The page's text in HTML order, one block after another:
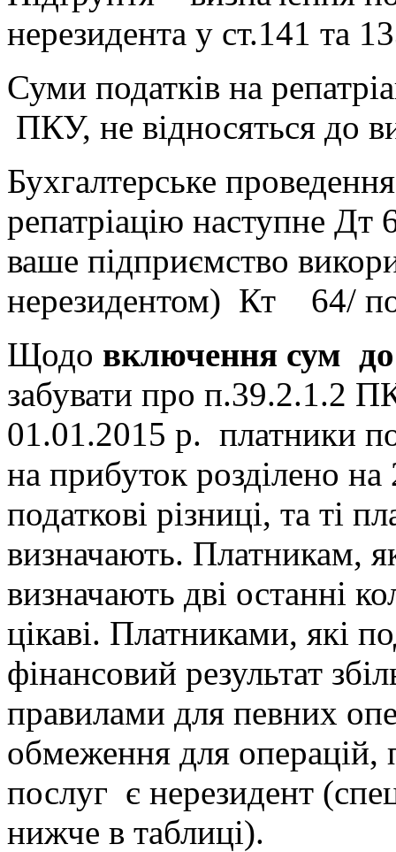
нерезидента у ст.141 та
Суми податків на
ПКУ, не відносяться до
Бухгалтерське
репатріацію наступне
ваше підприємство
нерезидентом) Кт 64/
Щодо включення сум до
забувати про п.39.2.1.2
01.01.2015 р. платники
на прибуток розділено на
податкові різниці, та ті
визначають. Платникам,
визначають дві останні
цікаві. Платниками, які
фінансовий результат
правилами для певних
обмеження для
послуг є нерезидент
нижче в таблиці).